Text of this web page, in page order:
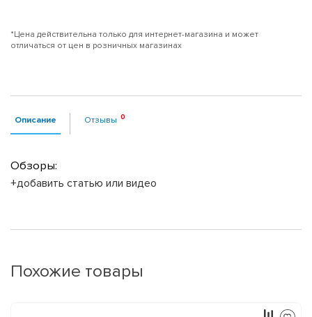
*Цена действительна только для интернет-магазина и может
отличаться от цен в розничных магазинах
Описание Отзывы
Обзоры:
+добавить статью или видео
Похожие товары